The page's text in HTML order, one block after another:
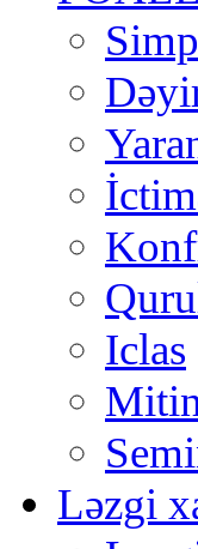
Iclas
Ləzgi